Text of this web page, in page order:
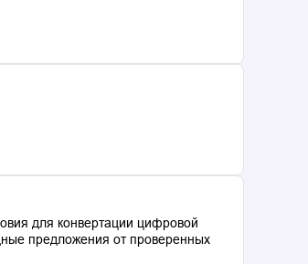
для конвертации цифровой
предложения от проверенных